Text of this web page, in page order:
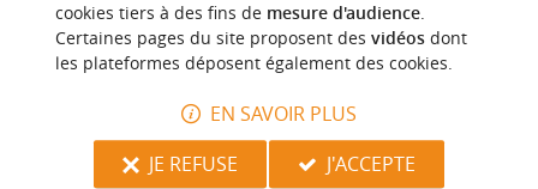
n
o
t
r
e
c
o
u
p
d
e
c
o
e
u
r
cookies tiers à des fins de mesure d'audience.
Certaines pages du site proposent des vidéosdont
les plateformes déposent également des cookies.
EN SAVOIR PLUS
JE REFUSE
J'ACCEPTE